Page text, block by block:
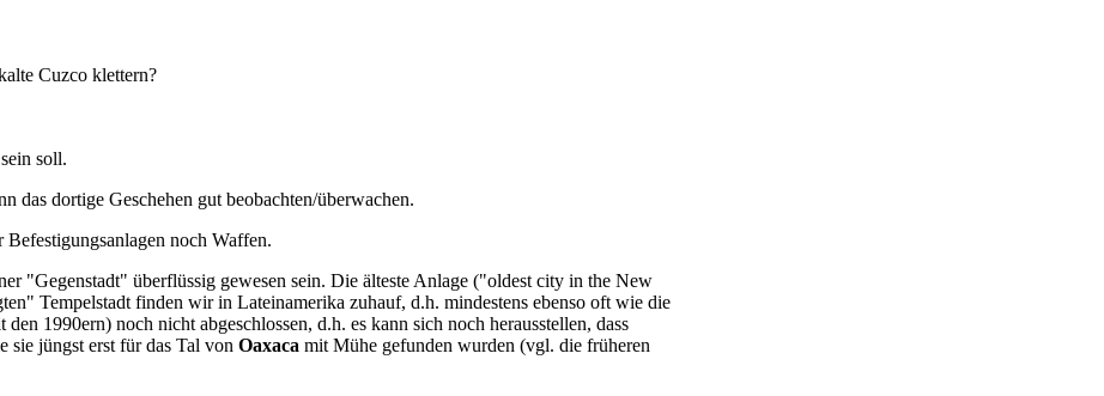
Cuzco klettern?
soll.
das dortige Geschehen gut beobachten/überwachen.
noch Waffen.
"Gegenstadt" überflüssig gewesen sein. Die älteste Anlage ("oldest city in the New
Tempelstadt finden wir in Lateinamerika zuhauf, d.h. mindestens ebenso oft wie die
1990ern) noch nicht abgeschlossen, d.h. es kann sich noch herausstellen, dass
sie jüngst erst für das Tal von Oaxaca mit Mühe gefunden wurden (vgl. die früheren